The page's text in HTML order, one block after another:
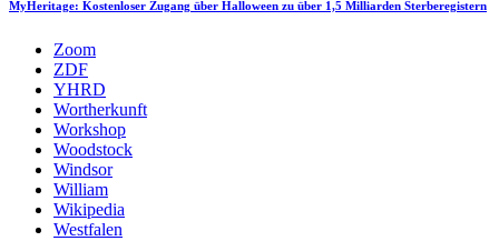
MyHeritage: Kostenloser Zugang über Halloween zu über 1,5 Milliarden Sterberegistern
Zoom
ZDF
YHRD
Wortherkunft
Workshop
Woodstock
Windsor
William
Wikipedia
Westfalen